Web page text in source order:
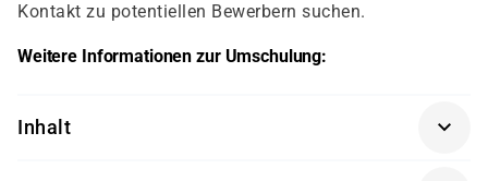
Kontakt zu potentiellen Bewerbern suchen.
Weitere Informationen zur Umschulung:
Inhalt